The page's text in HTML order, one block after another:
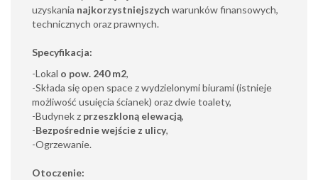
uzyskania najkorzystniejszych warunków finansowych,
technicznych oraz prawnych.
Specyfikacja:
-Lokal o pow. 240 m2,
-Składa się open space z wydzielonymi biurami (istnieje
możliwość usuięcia ścianek) oraz dwie toalety,
-Budynek z przeszkloną elewacją,
-Bezpośrednie wejście z ulicy,
-Ogrzewanie.
Otoczenie: